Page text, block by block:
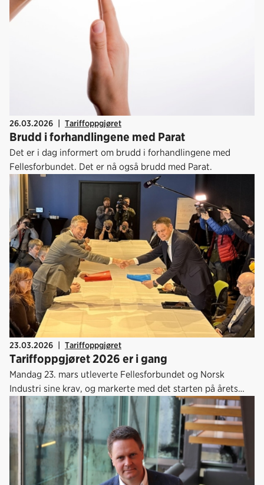
26.03.2026 | Tariffoppgjøret
Brudd i forhandlingene med Parat
Det er i dag informert om brudd i forhandlingene med
Fellesforbundet. Det er nå også brudd med Parat.
23.03.2026 | Tariffoppgjøret
Tariffoppgjøret 2026 er i gang
Mandag 23. mars utleverte Fellesforbundet og Norsk
Industri sine krav, og markerte med det starten på årets
lønnsoppgjør.